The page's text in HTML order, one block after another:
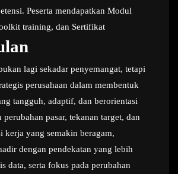
Peserta mendapatkan Modul
training, dan Sertifikat
lagi sekadar penyemangat, tetapi
perusahaan dalam membentuk
tangguh, adaptif, dan berorientasi
pasar, tekanan target, dan
kerja yang semakin beragam,
dengan pendekatan yang lebih
data, serta fokus pada perubahan